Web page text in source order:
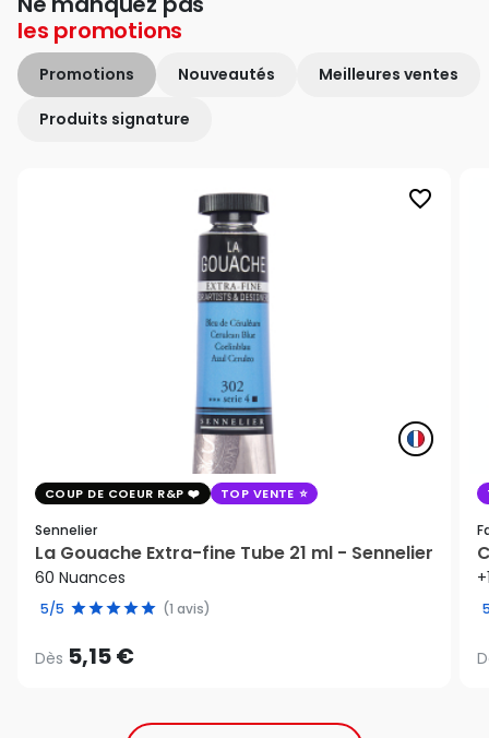
les promotions
Promotions Nouveautés Meilleures ventes
Produits signature
favorite_border
COUP DE COEUR R&P TOP VENTE
Sennelier
La Gouache Extra-fine Tube 21 ml - Sennelier
60 Nuances
5/5 (1 avis)
Dès 5,15 €